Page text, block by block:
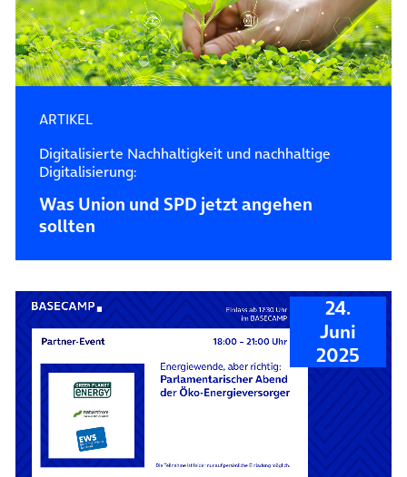
ARTIKEL
Digitalisierte Nachhaltigkeit und nachhaltige
Digitalisierung:
Was Union und SPD jetzt angehen
sollten
24.
Juni
2025